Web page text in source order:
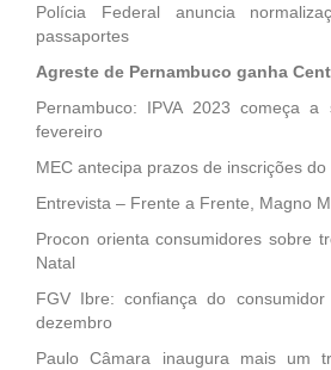
Polícia Federal anuncia
passaportes
Agreste de Pernambuco ganha
Pernambuco: IPVA 2023 começa
fevereiro
MEC antecipa prazos de inscrições
Entrevista – Frente a Frente, Magno
Procon orienta consumidores sobre
Natal
FGV Ibre: confiança do
dezembro
Paulo Câmara inaugura mais um